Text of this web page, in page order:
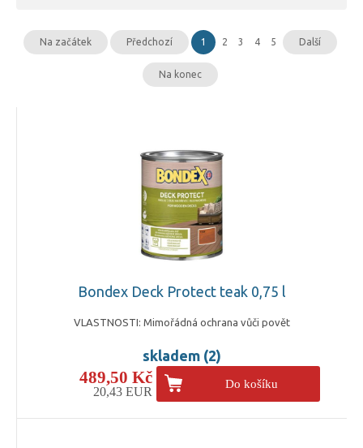
Na začátek Předchozí 1 2 3 4 5 Další
Na konec
Bondex Deck Protect teak 0,75 l
VLASTNOSTI: Mimořádná ochrana vůči povět
skladem (2)
489,50 Kč
20,43 EUR
Do košíku